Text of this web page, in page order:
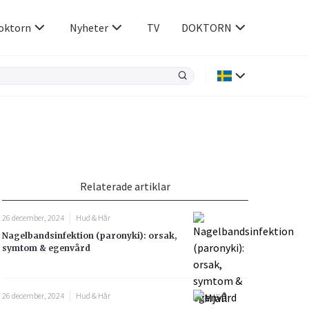
Rökavvänjning
Rörelseapparaten
Sex & Samliv
Sömn & Stress
Nyheter TV DOKTORN
Relaterade artiklar
26 december, 2024
Hud & Hår
Nagelbandsinfektion (paronyki): orsak,
symtom & egenvård
26 december, 2024
Hud & Hår